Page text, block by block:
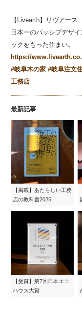
【Livearth】リヴアース
日本一のパッシブデザ
ックをもった住まい。
https://
#岐阜木の家 #岐阜注文
工務店
最新記事
【掲載】あたらしい工務
店の教科書2025
【受賞】第7回日本エコ
ハウス大賞